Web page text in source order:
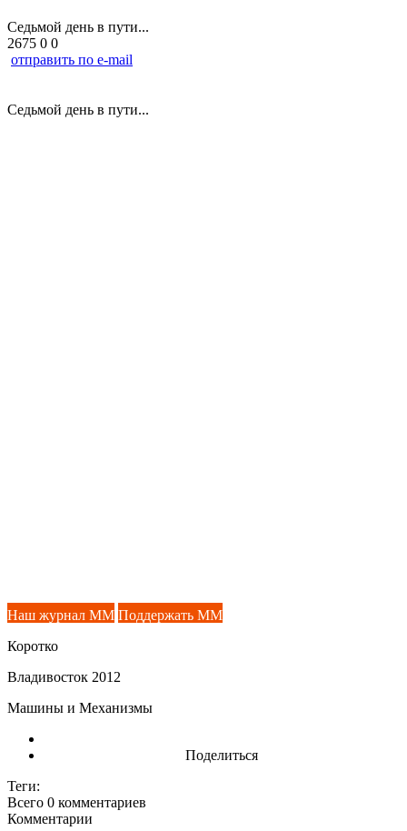
Седьмой день в пути...
2675 0 0
отправить по e-mail
Седьмой день в пути...
Наш журнал ММ Поддержать ММ
Коротко
Владивосток 2012
Машины и Механизмы
Поделиться
Теги:
Всего 0 комментариев
Комментарии